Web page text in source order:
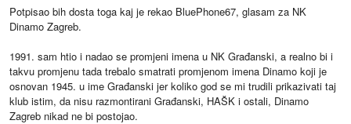
Potpisao bih dosta toga kaj je rekao BluePhone67, glasam za NK
Dinamo Zagreb.
1991. sam htio i nadao se promjeni imena u NK Građanski, a realno bi i
takvu promjenu tada trebalo smatrati promjenom imena Dinamo koji je
osnovan 1945. u ime Građanski jer koliko god se mi trudili prikazivati taj
klub istim, da nisu razmontirani Građanski, HAŠK i ostali, Dinamo
Zagreb nikad ne bi postojao.